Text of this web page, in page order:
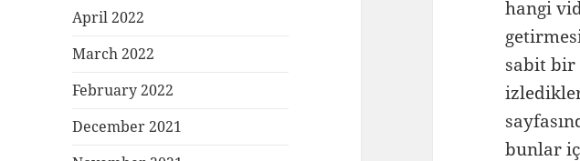
April 2022
March 2022
February 2022
December 2021
hangi
sabit bir
bunlar